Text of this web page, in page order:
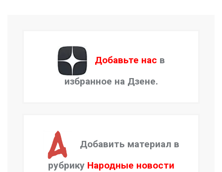
Добавьте нас в
избранное на Дзене.
Добавить материал в
рубрику Народные новости